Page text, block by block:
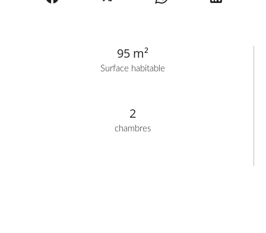
Surface habitable
95 m²
chambres
2